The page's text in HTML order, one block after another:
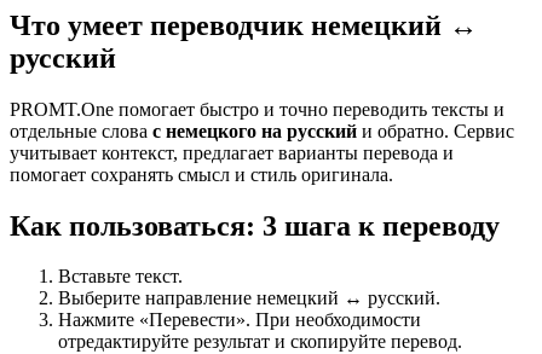
Что умеет переводчик немецкий ↔
русский
PROMT.One помогает быстро и точно переводить тексты и
отдельные слова с немецкого на русский и обратно. Сервис
учитывает контекст, предлагает варианты перевода и
помогает сохранять смысл и стиль оригинала.
Как пользоваться: 3 шага к переводу
Вставьте текст.
Выберите направление немецкий ↔ русский.
Нажмите «Перевести». При необходимости
отредактируйте результат и скопируйте перевод.